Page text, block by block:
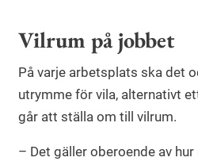
Vilrum på jobbet
På varje arbetsplats ska det
utrymme för vila, alternativt
går att ställa om till vilrum.
– Det gäller oberoende av